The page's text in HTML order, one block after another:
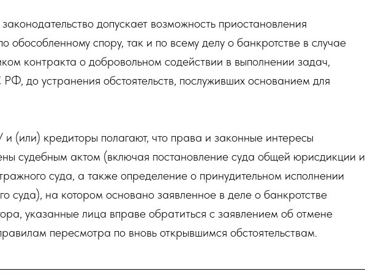
допускает возможность приостановления
обособленному спору, так и по всему делу о банкротстве в случае
контракта о добровольном содействии в выполнении задач,
до устранения обстоятельств, послуживших основанием для
(или) кредиторы полагают, что права и законные интересы
судебным актом (включая постановление суда общей юрисдикции и
суда, а также определение о принудительном исполнении
суда), на котором основано заявленное в деле о банкротстве
указанные лица вправе обратиться с заявлением об отмене
пересмотра по вновь открывшимся обстоятельствам.